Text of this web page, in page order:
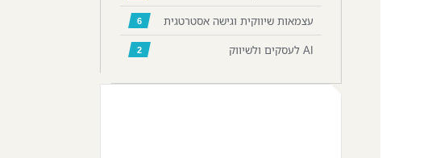
עצמאות שיווקית וגישה אסטרטגית 6
AI לעסקים ולשיווק 2